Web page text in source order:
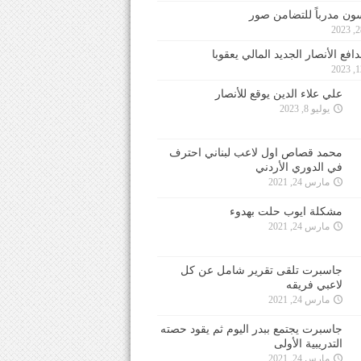
مدرباً للتضامن صور
الأنصار الجديد المالي يعقوبا
علي علاء الدين يوقع للأنصار
يوليو 8, 2023
محمد قصاص اول لاعب لبناني احترف
في الدوري الأردني
مارس 24, 2021
مشكلة ايوب حلت بهدوء
مارس 24, 2021
جاسبرت تلقى تقرير شامل عن كل
لاعبي فريقه
مارس 24, 2021
جاسبرت يجتمع ببدر اليوم ثم يقود حصته
التدريبية الأولى
مارس 24, 2021